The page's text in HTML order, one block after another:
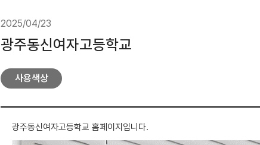
2025/04/23
광주동신여자고등학교
사용색상
광주동신여자고등학교 홈페이지입니다.